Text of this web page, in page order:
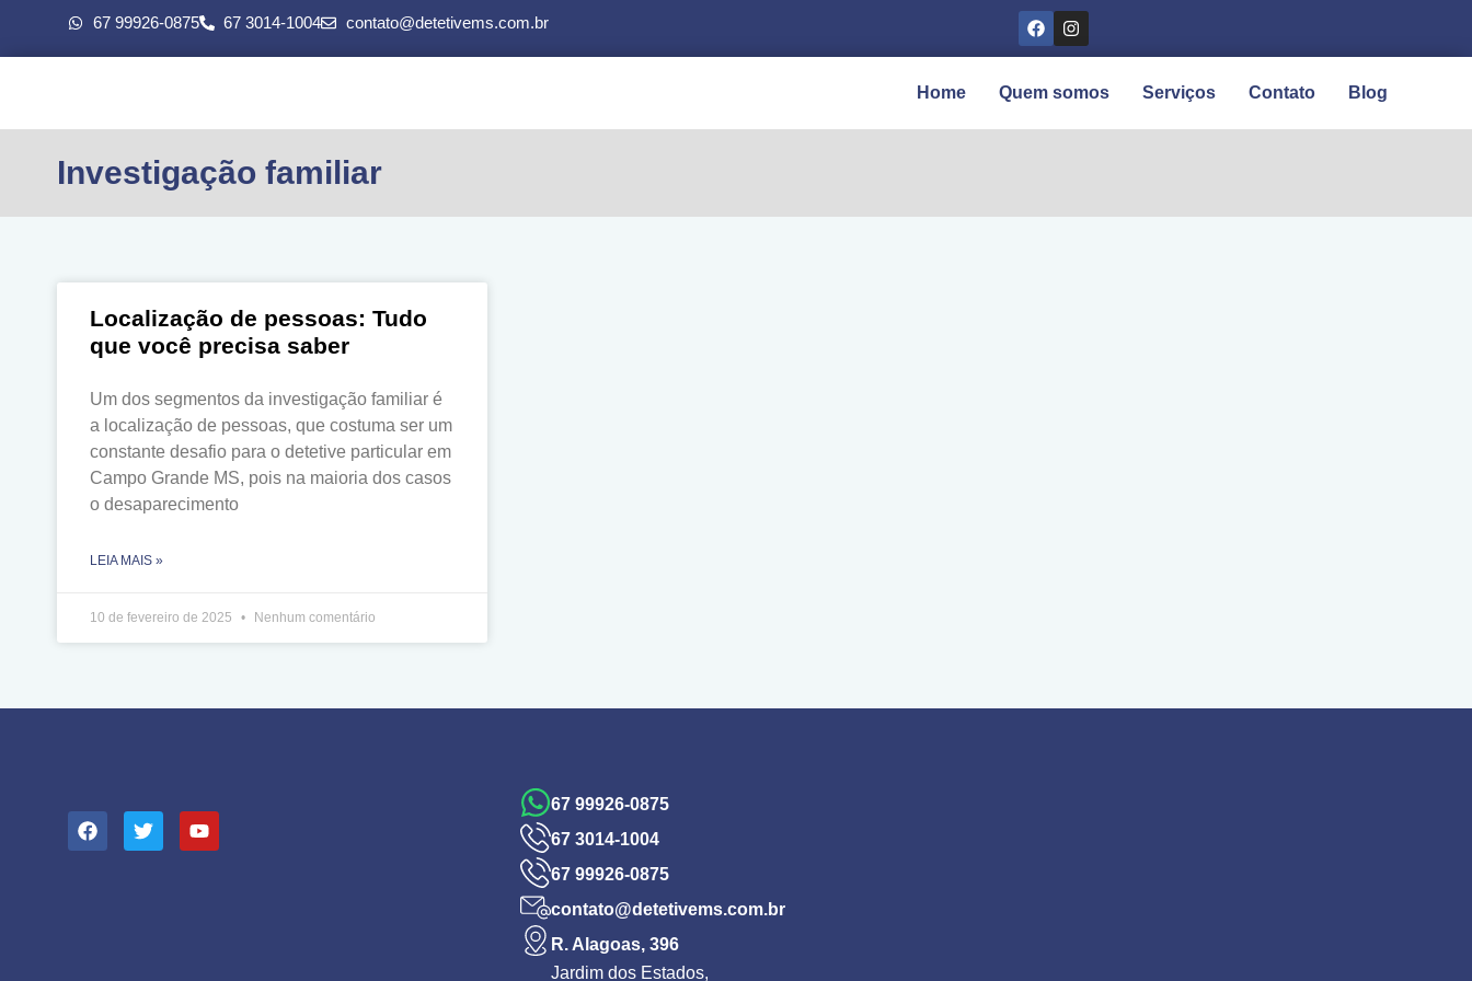
67 99926-0875 67 3014-1004 contato@detetivems.com.br
Home Quem somos Serviços Contato Blog
Investigação familiar
Localização de pessoas: Tudo
que você precisa saber
Um dos segmentos da investigação familiar é
a localização de pessoas, que costuma ser um
constante desafio para o detetive particular em
Campo Grande MS, pois na maioria dos casos
o desaparecimento
LEIA MAIS »
10 de fevereiro de 2025 Nenhum comentário
67 99926-0875
67 3014-1004
67 99926-0875
contato@detetivems.com.br
R. Alagoas, 396
Jardim dos Estados,